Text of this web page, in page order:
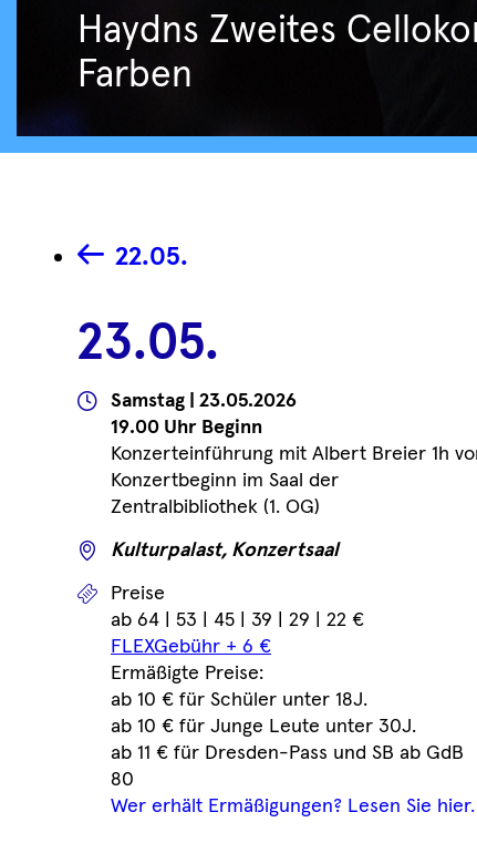
Haydns Zweites
Farben
22.05.
23.05.
Wann
Samstag | 23.05.2026
19.00 Uhr Beginn
Konzerteinführung mit Albert Breier 1h
Konzertbeginn im Saal der
Zentralbibliothek (1. OG)
Wo
Kulturpalast, Konzertsaal
Preise
Preise
ab 64 | 53 | 45 | 39 | 29 | 22 €
FLEXGebühr + 6 €
Ermäßigte Preise:
ab 10 € für Schüler unter 18J.
ab 10 € für Junge Leute unter 30J.
ab 11 € für Dresden-Pass und SB ab GdB
80
Wer erhält Ermäßigungen? Lesen Sie hier.